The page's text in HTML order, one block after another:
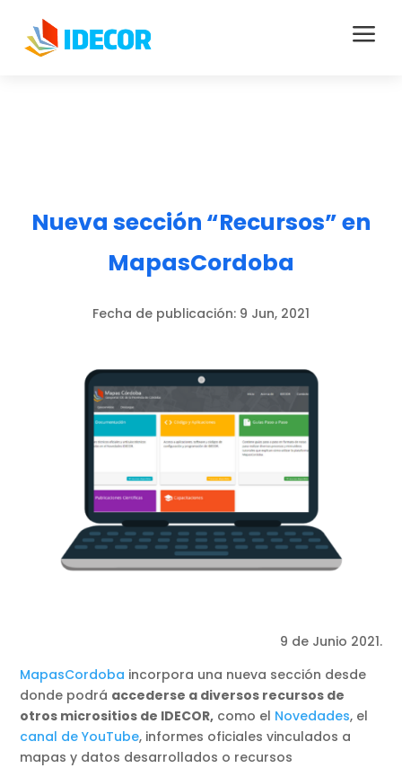
a
Nueva sección “Recursos” en
MapasCordoba
Fecha de publicación: 9 Jun, 2021
9 de Junio 2021.
MapasCordoba incorpora una nueva sección desde
donde podrá accederse a diversos recursos de
otros micrositios de IDECOR, como el Novedades, el
canal de YouTube, informes oficiales vinculados a
mapas y datos desarrollados o recursos